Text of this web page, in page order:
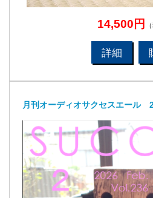
14,500円
詳細
月刊オーディオサクセスエール